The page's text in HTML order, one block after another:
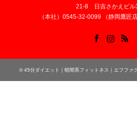
21-8 日吉さかえビル
（本社）0545-32-0099 （静岡鷹匠
©45分ダイエット｜暗闇系フィットネス｜エフファ